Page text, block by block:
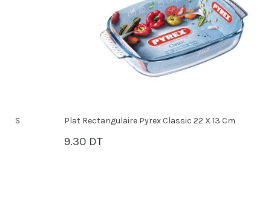
Plat Rectangulaire Pyrex Classic 22 X 13 Cm
PANIER